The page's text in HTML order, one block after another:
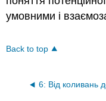
умовними і
Back to top